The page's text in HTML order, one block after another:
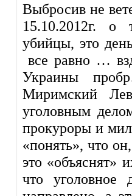
Выбросив не
15.10.2012г. о
убийцы, это
все равно …
Украины
Миримский
уголовным
прокуроры и
«понять», что
это «объяснят»
что